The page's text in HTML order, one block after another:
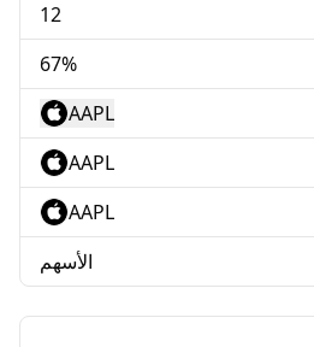
12
67%
AAPL
AAPL
AAPL
الأسهم